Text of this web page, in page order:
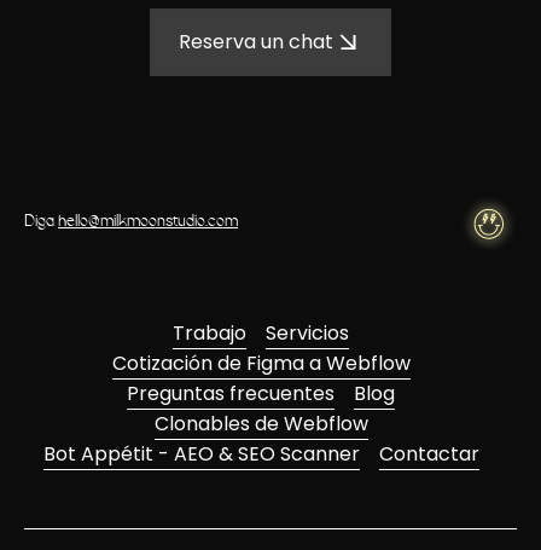
Reserva un chat
Digahello@milkmoonstudio.com
Trabajo
Servicios
Cotización de Figma a Webflow
Preguntas frecuentes
Blog
Clonables de Webflow
Bot Appétit - AEO & SEO Scanner
Contactar